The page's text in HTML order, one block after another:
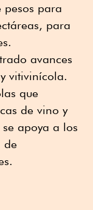
para
para
avances
vitivinícola.
que
de vino y
apoya a los
de